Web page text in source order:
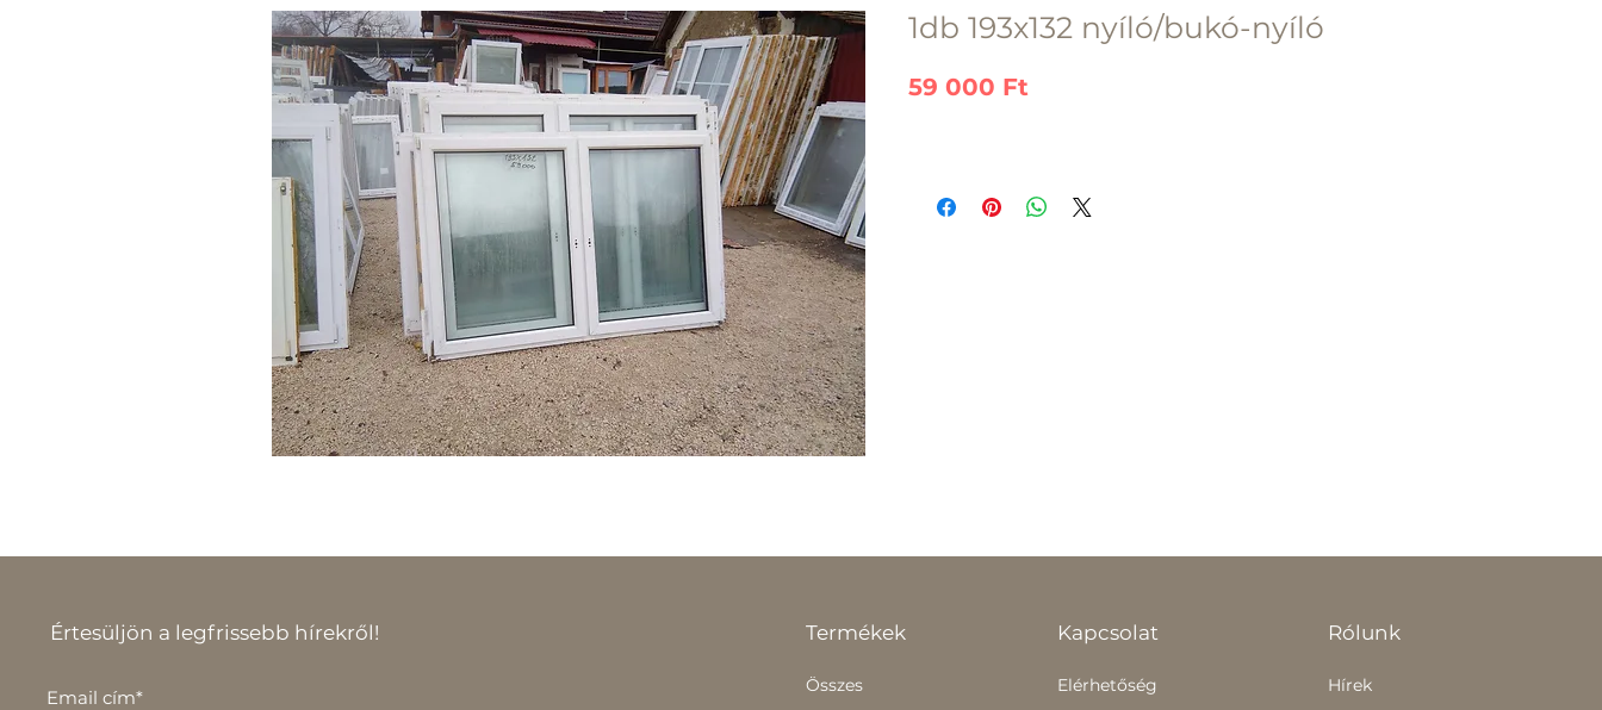
1db 193x132 nyíló/bukó-nyíló
59 000 Ft
Értesüljön a legfrissebb hírekről!
Email cím*
Termékek
Összes
Kapcsolat
Elérhetőség
Rólunk
Hírek